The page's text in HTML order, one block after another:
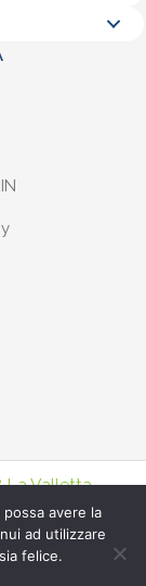
La Valletta
- Fax +39-039-
Policy
avere la
ad utilizzare
felice.